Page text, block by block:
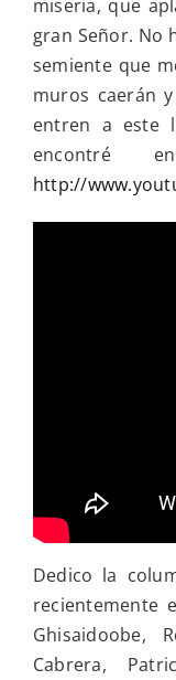
miseria, que
gran Señor. No
semiente que
muros caerán
entren a este
encontré
http://
Dedico la
recientemente
Ghisaidoobe,
Cabrera,